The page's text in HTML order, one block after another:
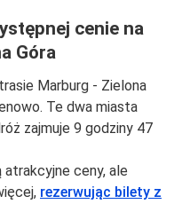
cenie na
Góra
Marburg - Zielona
Te dwa miasta
zajmuje 9 godziny 47
atrakcyjne ceny, ale
rezerwując bilety z